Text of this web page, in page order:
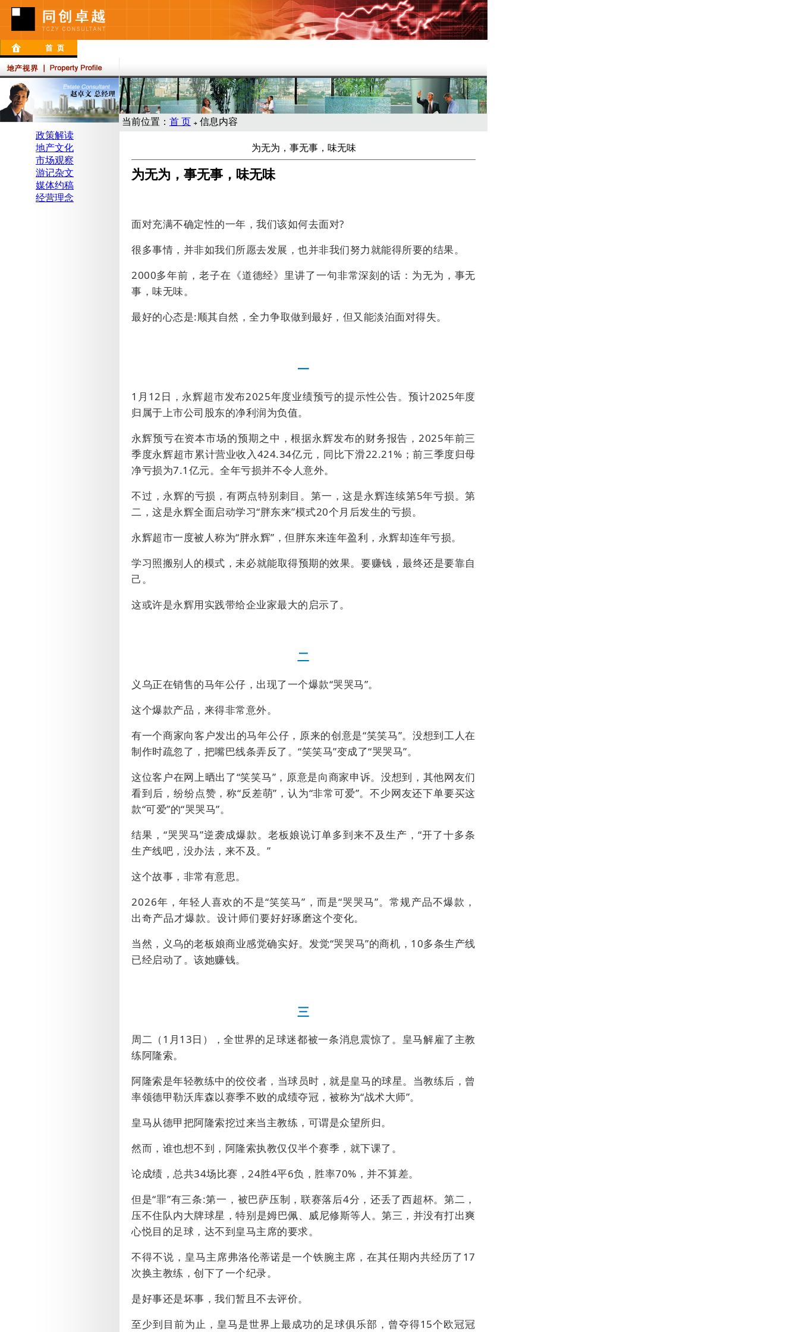
政策解读
地产文化
市场观察
游记杂文
媒体约稿
经营理念
当前位置： 首 页 信息内容
为无为，事无事，味无味
为无为，事无事，味无味
面对充满不确定性的一年，我们该如何去面对?
很多事情，并非如我们所愿去发展，也并非我们努力就能得所要的结果。
2000多年前，老子在《道德经》里讲了一句非常深刻的话： 为无为，事无
事，味无味。
最好的心态是:顺其自然，全力争取做到最好，但又能淡泊面对得失。
一
1 月 12日，永辉超市发布2025年度业绩预亏的提示性公告。预计2025年度
归属于上市公司股东的净利润为负值。
永辉预亏在资本市场的预期之中，根据永辉发布的财务报告，2025年前三
季度永辉超市累计营业收入424.34亿元，同比下滑22.21% ；前三季度归母
净亏损为7.1 亿元。全年亏损并不令人意外。
不过，永辉的亏损，有两点特别刺目。第一，这是永辉连续第5年亏损。第
二，这是永辉全面启动学习“胖东来”模式20个月后发生的亏损。
永辉超市一度被人称为“胖永辉”，但胖东来连年盈利，永辉却连年亏损。
学习照搬别人的模式，未必就能取得预期的效果。要赚钱，最终还是要靠自
己。
这或许是永辉用实践带给企业家最大的启示了。
二
义乌正在销售的马年公仔，出现了一个爆款“哭哭马”。
这个爆款产品，来得非常意外。
有一个商家向客户发出的马年公仔，原来的创意是“笑笑马”。没想到工人在
制作时疏忽了，把嘴巴线条弄反了。“笑笑马”变成了“哭哭马”。
这位客户在网上晒出了“笑笑马”，原意是向商家申诉。没想到，其他网友们
看到后，纷纷点赞，称“反差萌” ，认为“非常可爱”。不少网友还下单要买这
款“可爱”的“哭哭马”。
结果，“哭哭马”逆袭成爆款。老板娘说订单多到来不及生产，“开了十多条
生产线吧，没办法，来不及。 ”
这个故事，非常有意思。
2026年，年轻人喜欢的不是“笑笑马”，而是“哭哭马”。常规产品不爆款，
出奇产品才爆款。设计师们要好好琢磨这个变化。
当然，义乌的老板娘商业感觉确实好。发觉“哭哭马”的商机， 10多条生产线
已经启动了。该她赚钱。
三
周二（1 月13日），全世界的足球迷都被一条消息震惊了。皇马解雇了主教
练阿隆索。
阿隆索是年轻教练中的佼佼者，当球员时，就是皇马的球星。当教练后，曾
率领德甲勒沃库森以赛季不败的成绩夺冠，被称为“战术大师”。
皇马从德甲把阿隆索挖过来当主教练，可谓是众望所归。
然而，谁也想不到，阿隆索执教仅仅半个赛季，就下课了。
论成绩，总共34场比赛，24胜4平6负，胜率70% ，并不算差。
但是“罪”有三条:第一，被巴萨压制，联赛落后4分，还丢了西超杯。第二，
压不住队内大牌球星，特别是姆巴佩、威尼修斯等人。第三，并没有打出爽
心悦目的足球，达不到皇马主席的要求。
不得不说，皇马主席弗洛伦蒂诺是一个铁腕主席，在其任期内共经历了17
次换主教练，创下了一个纪录。
是好事还是坏事，我们暂且不去评价。
至少到目前为止，皇马是世界上最成功的足球俱乐部，曾夺得15个欧冠冠